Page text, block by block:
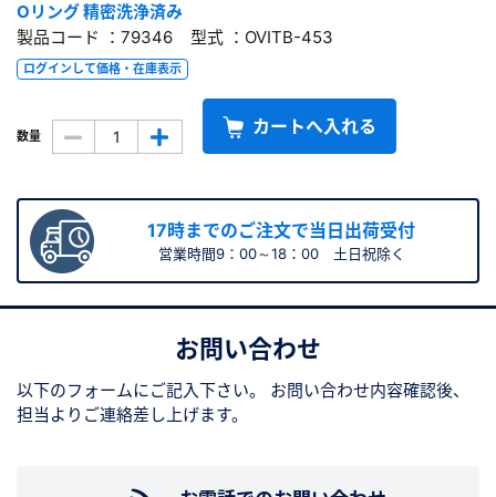
Oリング 精密洗浄済み
製品コード ：79346 型式 ：OVITB-453
ログインして価格・在庫表示
数量 カートへ入れる
17時までのご注文で当日出荷受付
営業時間9：00～18：00 土日祝除く
お問い合わせ
以下のフォームにご記入下さい。
お問い合わせ内容確認後、
担当よりご連絡差し上げます。